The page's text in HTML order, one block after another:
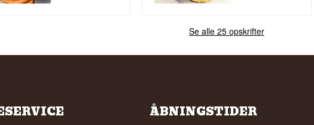
Se alle 25 opskrifter
ÅBNINGSTIDER